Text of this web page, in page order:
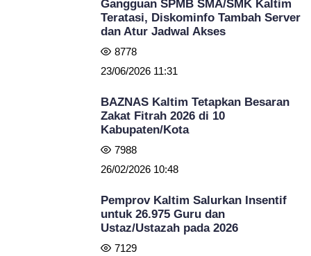
Gangguan SPMB SMA/SMK Kaltim
Teratasi, Diskominfo Tambah Server
dan Atur Jadwal Akses
8778
23/06/2026 11:31
BAZNAS Kaltim Tetapkan Besaran
Zakat Fitrah 2026 di 10
Kabupaten/Kota
7988
26/02/2026 10:48
Pemprov Kaltim Salurkan Insentif
untuk 26.975 Guru dan
Ustaz/Ustazah pada 2026
7129